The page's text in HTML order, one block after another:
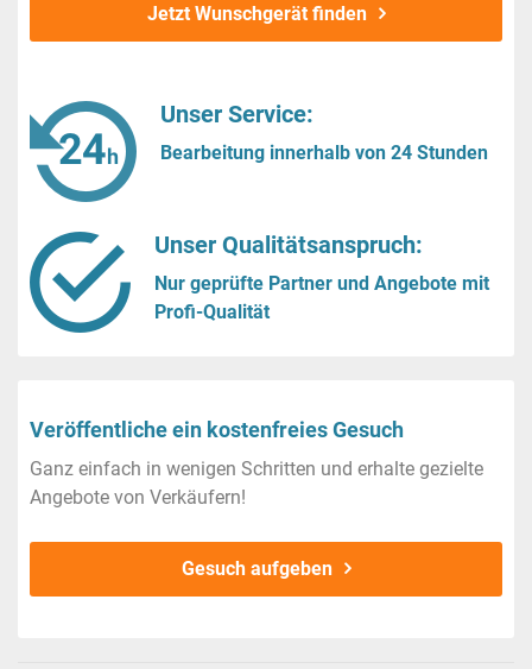
Jetzt Wunschgerät finden
Unser Service:
Bearbeitung innerhalb von 24 Stunden
Unser Qualitätsanspruch:
Nur geprüfte Partner und Angebote mit
Profi-Qualität
Veröffentliche ein kostenfreies Gesuch
Ganz einfach in wenigen Schritten und erhalte gezielte
Angebote von Verkäufern!
Gesuch aufgeben